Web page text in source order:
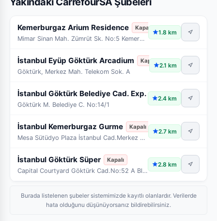
Kemerburgaz Arium Residence Kapalı
Mimar Sinan Mah. Zümrüt Sk. No:5 Kemerburgaz
1.8 km
İstanbul Eyüp Göktürk Arcadium Kapalı
Göktürk, Merkez Mah. Telekom Sok. A
2.1 km
İstanbul Göktürk Belediye Cad. Exp. Kapalı
Göktürk M. Belediye C. No:14/1
2.4 km
İstanbul Kemerburgaz Gurme Kapalı
Mesa Sütüdyo Plaza İstanbul Cad.Merkez Mah.Tan Sk.
2.7 km
İstanbul Göktürk Süper Kapalı
Capital Courtyard Göktürk Cad.No:52 A Blok(1,2,3,4
2.8 km
Burada listelenen şubeler sistemimizde kayıtlı olanlardır. Verilerde
hata olduğunu düşünüyorsanız bildirebilirsiniz.